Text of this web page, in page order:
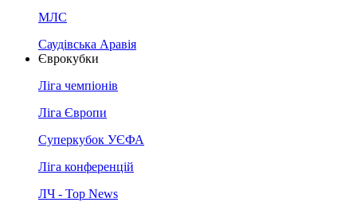
МЛС
Саудівська Аравія
Єврокубки
Ліга чемпіонів
Ліга Європи
Суперкубок УЄФА
Ліга конференцій
ЛЧ - Top News